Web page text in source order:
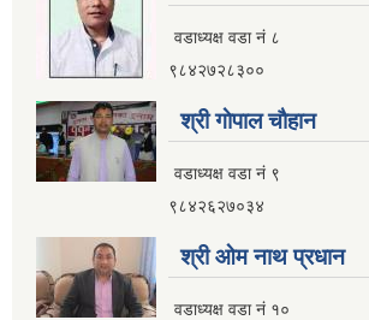
वडाध्यक्ष वडा नं ८
९८४२७२८३००
श्री गाेपाल चाैहान
वडाध्यक्ष वडा नं ९
९८४२६२७०३४
श्री ओम नाथ प्रधान
वडाध्यक्ष वडा नं १०